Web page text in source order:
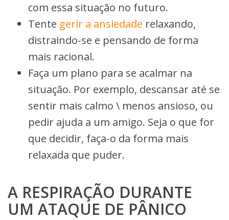
com essa situação no futuro.
Tente gerir a ansiedade relaxando,
distraindo-se e pensando de forma
mais racional.
Faça um plano para se acalmar na
situação. Por exemplo, descansar até se
sentir mais calmo \ menos ansioso, ou
pedir ajuda a um amigo. Seja o que for
que decidir, faça-o da forma mais
relaxada que puder.
A RESPIRAÇÃO DURANTE
UM ATAQUE DE PÂNICO